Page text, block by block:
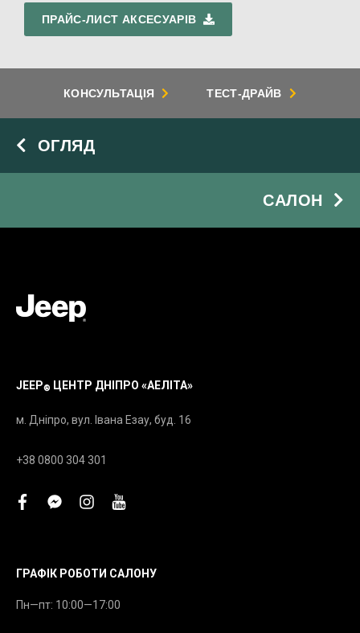
ПРАЙС-ЛИСТ АКСЕСУАРІВ
КОНСУЛЬТАЦІЯ ТЕСТ-ДРАЙВ
ОГЛЯД
САЛОН
JEEP® ЦЕНТР ДНІПРО «АЕЛІТА»
м. Дніпро, вул. Івана Езау, буд. 16
+38 0800 304 301
facebookfacebook-
instagram
youtube
ГРАФІК РОБОТИ САЛОНУ
Пн—пт: 10:00—17:00